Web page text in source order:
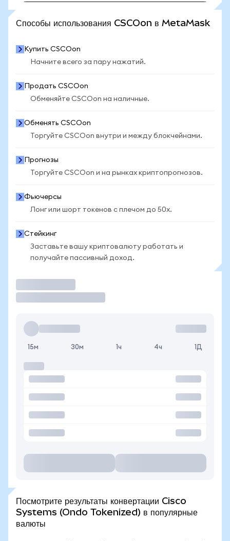
Способы использования CSCOon в MetaMask
Купить CSCOon
Начните всего за пару нажатий.
Продать CSCOon
Обменяйте CSCOon на наличные.
Обменять CSCOon
Торгуйте CSCOon внутри и между блокчейнами.
Прогнозы
Торгуйте CSCOon и на рынках криптопрогнозов.
Фьючерсы
Лонг или шорт токенов с плечом до 50x.
Стейкинг
Заставьте вашу криптовалюту работать и
получайте пассивный доход.
15м 30м 1ч 4ч 1Д
Посмотрите результаты конвертации Cisco
Systems (Ondo Tokenized) в популярные
валюты